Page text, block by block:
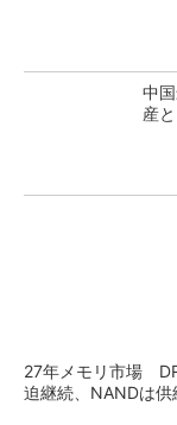
中
産
27年メモリ市場
迫継続、NANDは供